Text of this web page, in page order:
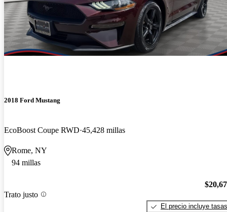
2018 Ford Mustang
EcoBoost Coupe RWD 45,428 millas
Rome, NY
94 millas
Trato justo
El precio incluye tasas